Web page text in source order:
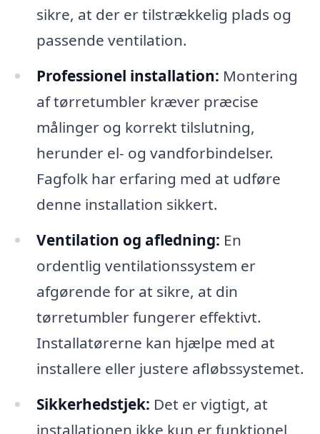
sikre, at der er tilstrækkelig plads og
passende ventilation.
Professionel installation: Montering
af tørretumbler kræver præcise
målinger og korrekt tilslutning,
herunder el- og vandforbindelser.
Fagfolk har erfaring med at udføre
denne installation sikkert.
Ventilation og afledning: En
ordentlig ventilationssystem er
afgørende for at sikre, at din
tørretumbler fungerer effektivt.
Installatørerne kan hjælpe med at
installere eller justere afløbssystemet.
Sikkerhedstjek: Det er vigtigt, at
installationen ikke kun er funktionel,